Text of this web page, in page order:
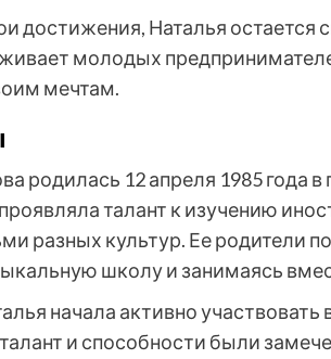
достижения, Наталья
молодых
мечтам.
родилась 12 апреля 1985
талант к изучению
разных культур. Ее родители
школу и занимаясь
начала активно участвовать
и способности были